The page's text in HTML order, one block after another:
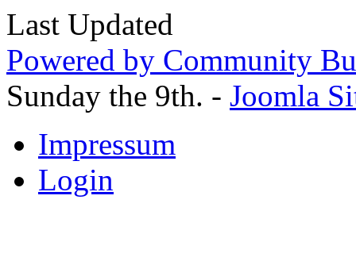
Last Updated
Powered by Community
Sunday the 9th. - Joomla
Impressum
Login